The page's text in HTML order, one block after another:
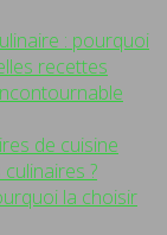
: pourquoi
recettes
de cuisine
?
la choisir